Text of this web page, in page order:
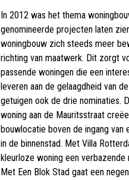
In 2012 was het thema
genomineerde projecten laten
woningbouw zich steeds meer
richting van maatwerk. Dit zorgt
passende woningen die een
leveren aan de gelaagdheid van
getuigen ook de drie nominaties.
woning aan de Mauritsstraat
bouwlocatie boven de ingang van
in de binnenstad. Met Villa
kleurloze woning een verbazende
Met Een Blok Stad gaat een